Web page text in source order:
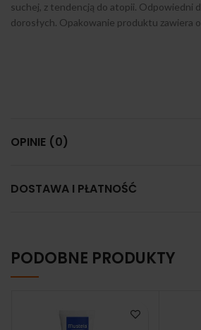
suchej, z tendencją do atopii. Odpowiedni
dorosłych. Opakowanie produktu zawiera
OPINIE (0)
DOSTAWA I PŁATNOŚĆ
PODOBNE PRODUKTY